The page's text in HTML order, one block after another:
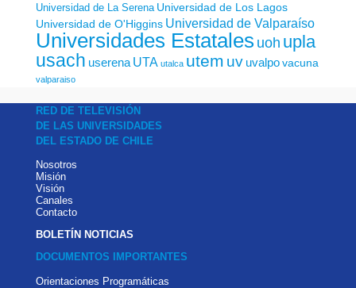
Universidad de La Serena Universidad de Los Lagos
Universidad de O'Higgins Universidad de Valparaíso
Universidades Estatales uoh upla
usach userena UTA utalca utem uv uvalpo vacuna
valparaiso
RED DE TELEVISIÓN
DE LAS UNIVERSIDADES
DEL ESTADO DE CHILE
Nosotros
Misión
Visión
Canales
Contacto
BOLETÍN NOTICIAS
DOCUMENTOS IMPORTANTES
Orientaciones Programáticas